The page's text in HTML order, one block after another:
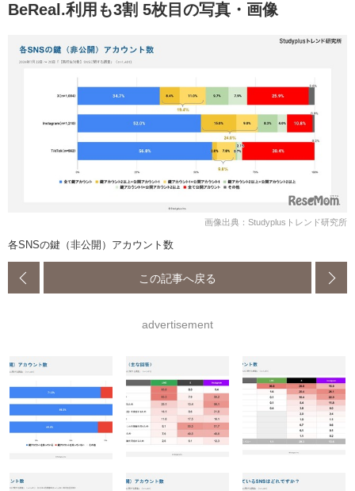
BeReal.利用も3割 5枚目の写真・画像
画像出典：Studyplusトレンド研究所
各SNSの鍵（非公開）アカウント数
この記事へ戻る
advertisement